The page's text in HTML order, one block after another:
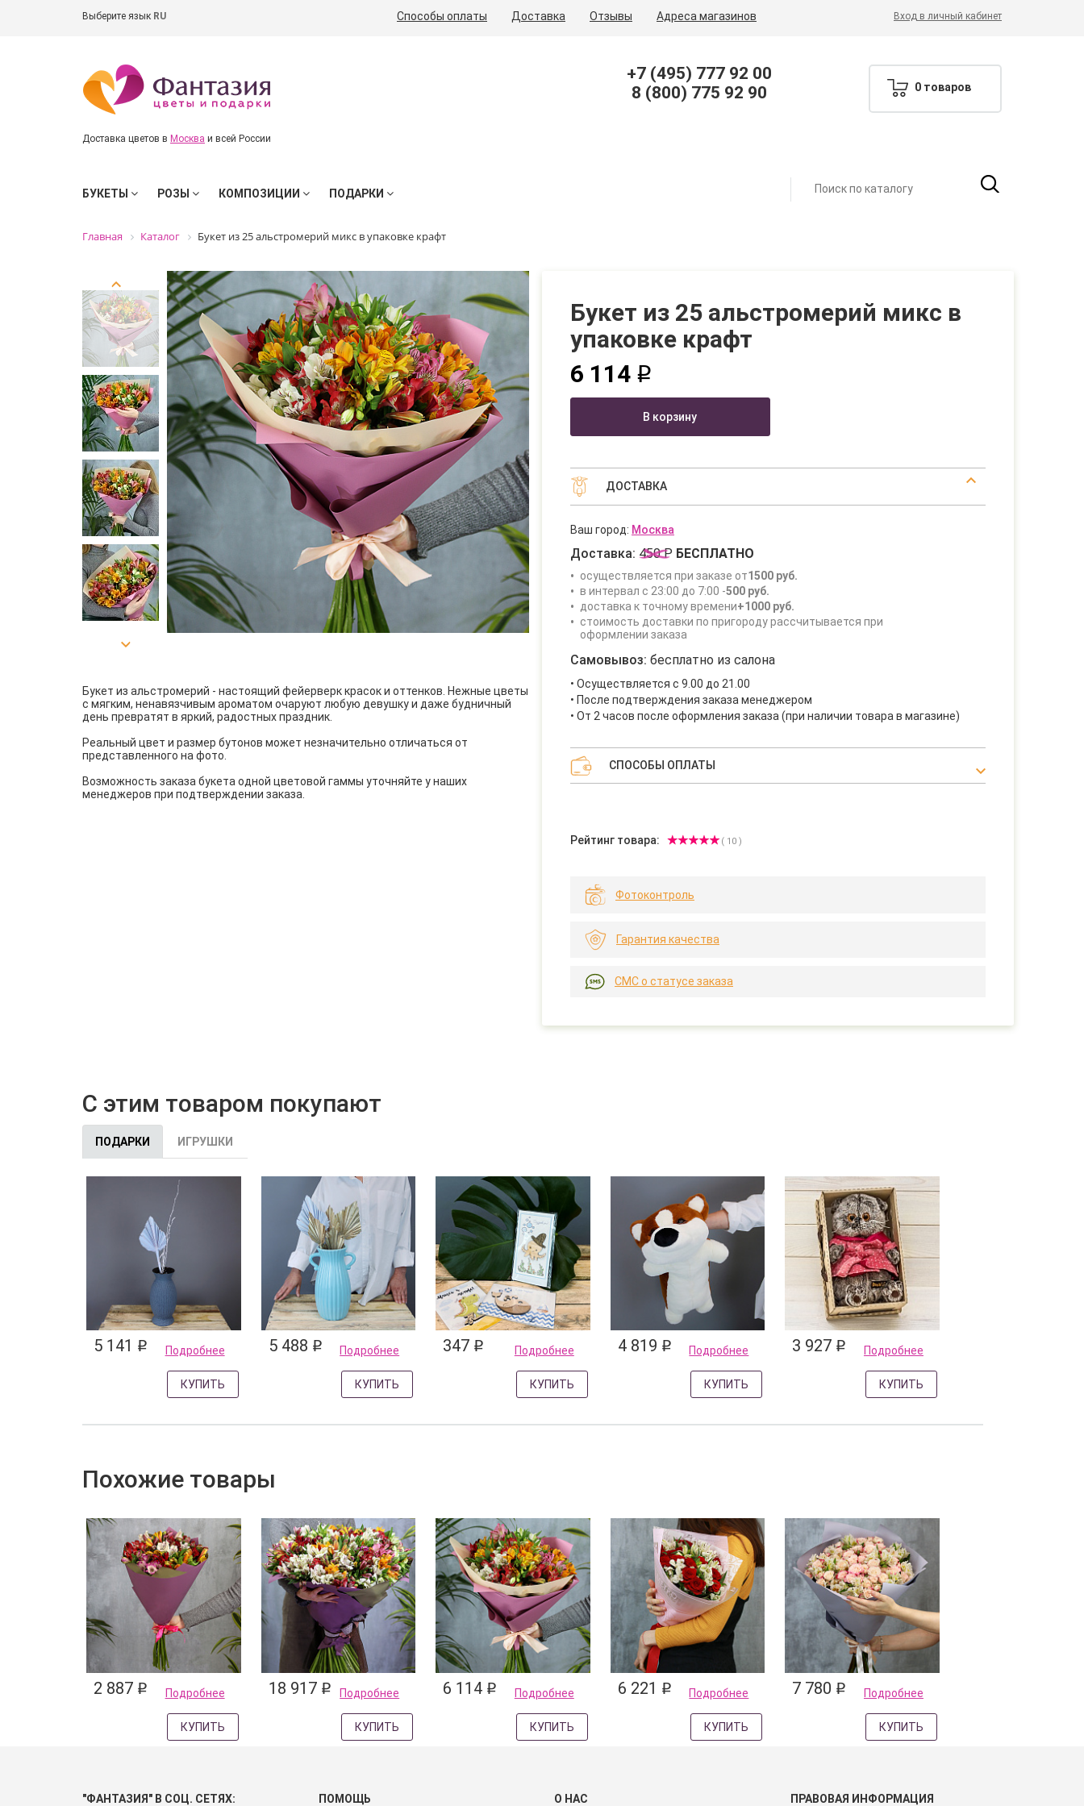
Выберите язык RU Способы оплаты Доставка Отзывы Адреса магазинов Вход в личный кабинет
Доставка цветов в Москва и всей России
+7 (495) 777 92 00
8 (800) 775 92 90
0 товаров
БУКЕТЫ РОЗЫ КОМПОЗИЦИИ ПОДАРКИ
Главная Каталог Букет из 25 альстромерий микс в упаковке крафт
Букет из альстромерий - настоящий фейерверк красок и оттенков. Нежные цветы
с мягким, ненавязчивым ароматом очаруют любую девушку и даже будничный
день превратят в яркий, радостных праздник.
Реальный цвет и размер бутонов может незначительно отличаться от
представленного на фото.
Возможность заказа букета одной цветовой гаммы уточняйте у наших
менеджеров при подтверждении заказа.
Букет из 25 альстромерий микс в
упаковке крафт
6 114 q
В корзину
ДОСТАВКА
Ваш город: Москва
Доставка: 450 Р БЕСПЛАТНО
осуществляется при заказе от1500 руб.
в интервал с 23:00 до 7:00 -500 руб.
доставка к точному времени+1000 руб.
стоимость доставки по пригороду рассчитывается при
оформлении заказа
Самовывоз: бесплатно из салона
• Осуществляется с 9.00 до 21.00
• После подтверждения заказа менеджером
• От 2 часов после оформления заказа (при наличии товара в магазине)
СПОСОБЫ ОПЛАТЫ
Рейтинг товара: ( 10 )
Фотоконтроль
Гарантия качества
СМС о статусе заказа
С этим товаром покупают
ПОДАРКИ ИГРУШКИ
5 141 q Подробнее
КУПИТЬ
5 488 q Подробнее
КУПИТЬ
347 q Подробнее
КУПИТЬ
4 819 q Подробнее
КУПИТЬ
3 927 q Подробнее
КУПИТЬ
Похожие товары
2 887 q Подробнее
КУПИТЬ
18 917 q Подробнее
КУПИТЬ
6 114 q Подробнее
КУПИТЬ
6 221 q Подробнее
КУПИТЬ
7 780 q Подробнее
КУПИТЬ
"ФАНТАЗИЯ" В СОЦ. СЕТЯХ: ПОМОЩЬ О НАС ПРАВОВАЯ ИНФОРМАЦИЯ